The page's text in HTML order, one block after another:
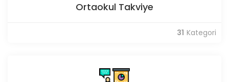
Ortaokul Takviye
31 Kategori